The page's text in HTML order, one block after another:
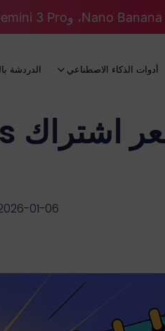
أدوات الذكاء الاصطناعي الدردشة
01-06